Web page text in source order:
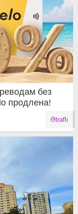
без
продлена!
Ətraflı